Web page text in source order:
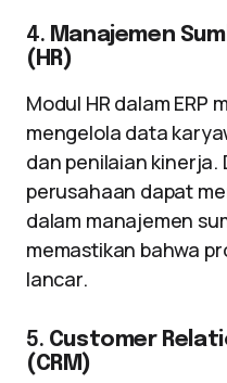
4. Manajemen
(HR)
Modul HR dalam ERP
mengelola data
dan penilaian kinerja.
perusahaan dapat
dalam manajemen
memastikan bahwa
lancar.
5. Customer
(CRM)